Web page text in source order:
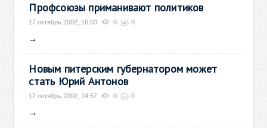
Профсоюзы приманивают политиков
17 октябрь 2002, 16:03 0 0
→
Новым питерским губернатором может
стать Юрий Антонов
17 октябрь 2002, 14:57 0 0
→